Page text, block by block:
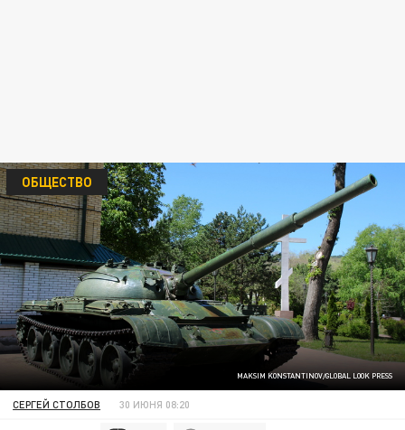
MAKSIM KONSTANTINOV/GLOBAL LOOK PRESS
ОБЩЕСТВО
СЕРГЕЙ СТОЛБОВ 30 ИЮНЯ 08:20